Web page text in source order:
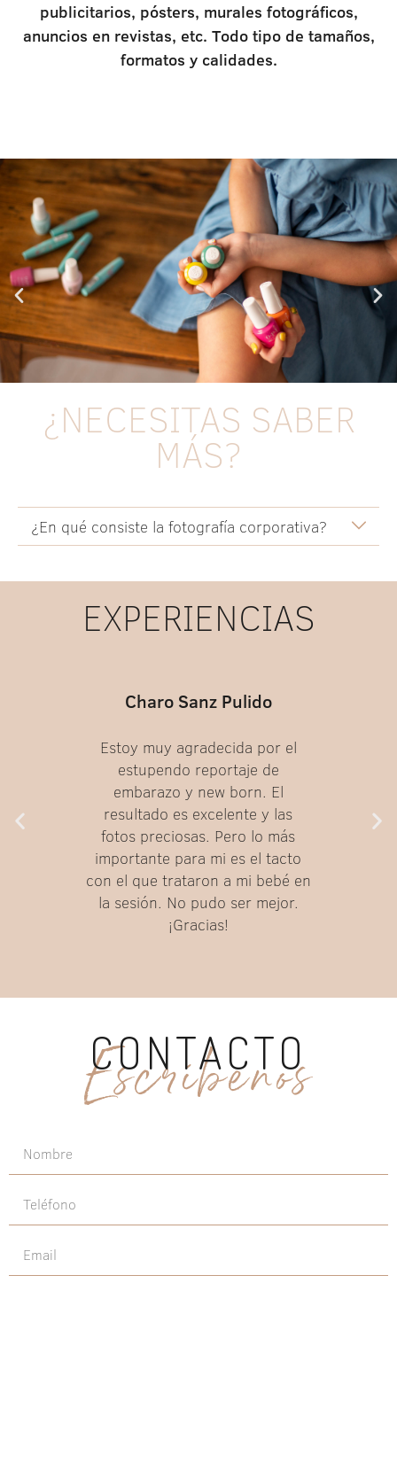
publicitarios, pósters, murales fotográficos,
anuncios en revistas, etc. Todo tipo de tamaños,
formatos y calidades.
¿NECESITAS SABER
MÁS?
¿En qué consiste la fotografía corporativa?
EXPERIENCIAS
Charo Sanz Pulido
Estoy muy agradecida por el
estupendo reportaje de
embarazo y new born. El
resultado es excelente y las
fotos preciosas. Pero lo más
importante para mi es el tacto
con el que trataron a mi bebé en
la sesión. No pudo ser mejor.
¡Gracias!
CONTACTO
Escríbenos